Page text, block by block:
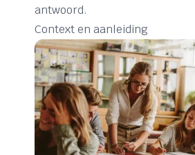
antwoord.
Context en aanleiding